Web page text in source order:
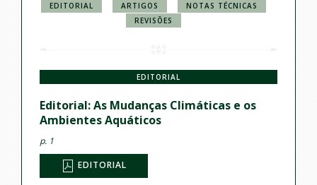
EDITORIAL ARTIGOS
NOTAS TÉCNICAS
REVISÕES
EDITORIAL
Editorial: As Mudanças Climáticas e os
Ambientes Aquáticos
p. 1
EDITORIAL